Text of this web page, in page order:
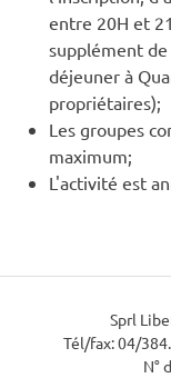
entre 20H et
supplément
déjeuner à
propriétaires);
Les groupes
maximum;
L'activité est
Sprl
Tél/fax: 04/
N°